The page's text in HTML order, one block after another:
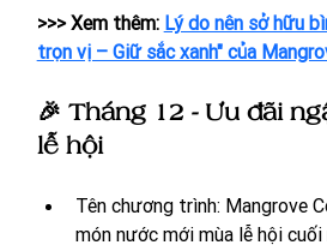
>>> Xem thêm: Lý do nên sở hữu
trọn vị – Giữ sắc xanh" của
🎉 Tháng 12 - Ưu đãi
lễ hội
Tên chương trình: Mangrove
món nước mới mùa lễ hội cuối